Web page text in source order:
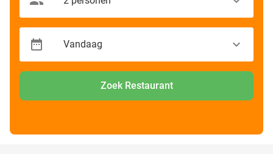
Zoek Restaurant